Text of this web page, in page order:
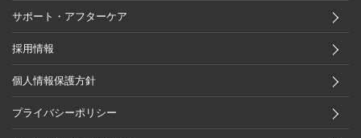
サポート・アフターケア
採用情報
個人情報保護方針
プライバシーポリシー